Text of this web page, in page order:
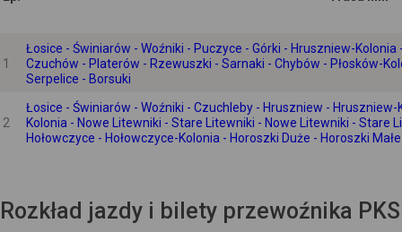
1
Łosice - Świniarów - Woźniki - Puczyce - Górki - Hruszniew-
Czuchów - Platerów - Rzewuszki - Sarnaki - Chybów - Płosków-
Serpelice - Borsuki
2
Łosice - Świniarów - Woźniki - Czuchleby - Hruszniew -
Kolonia - Nowe Litewniki - Stare Litewniki - Nowe Litewniki - Stare
Hołowczyce - Hołowczyce-Kolonia - Horoszki Duże - Horoszki
Rozkład jazdy i bilety przewoźnika